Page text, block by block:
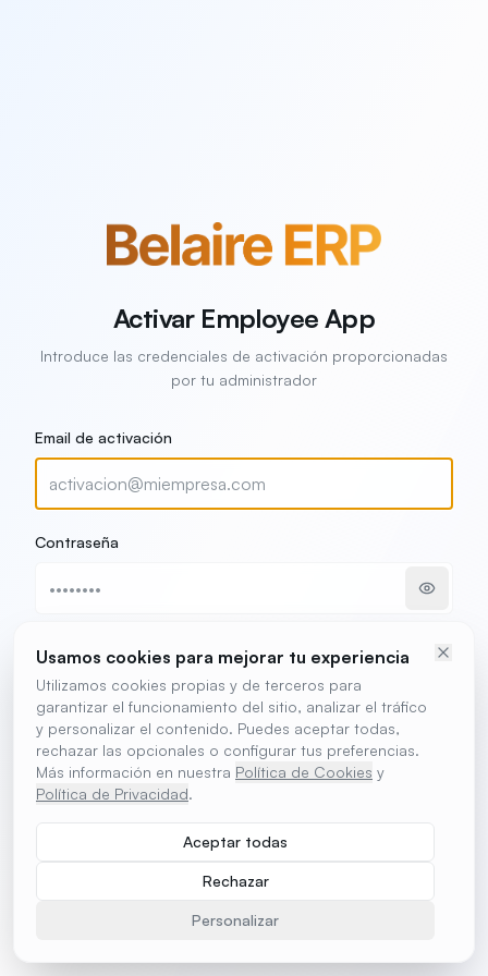
Usamos cookies para mejorar tu experiencia
Utilizamos cookies propias y de terceros para
garantizar el funcionamiento del sitio, analizar el tráfico
y personalizar el contenido. Puedes aceptar todas,
rechazar las opcionales o configurar tus preferencias.
Más información en nuestra Política de Cookies y
Política de Privacidad.
Personalizar
Rechazar
Aceptar todas
Activar Employee App
Introduce las credenciales de activación proporcionadas
por tu administrador
Email de activación
Contraseña
Activar dispositivo
¿No tienes cuenta? Crear cuenta